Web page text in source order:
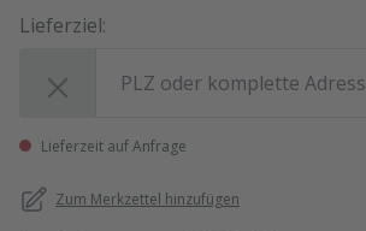
Lieferziel:
Lieferzeit auf Anfrage
Zum Merkzettel hinzufügen